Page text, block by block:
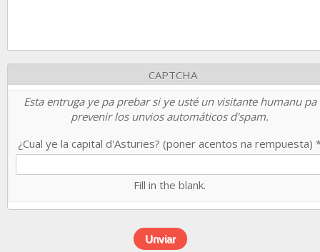
CAPTCHA
Esta entruga ye pa prebar si ye usté un visitante humanu pa
prevenir los unvios automáticos d'spam.
¿Cual ye la capital d'Asturies? (poner acentos na rempuesta)
Fill in the blank.